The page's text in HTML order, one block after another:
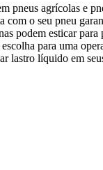
pneus agrícolas e
com o seu pneu
podem esticar para
para uma
lastro líquido em